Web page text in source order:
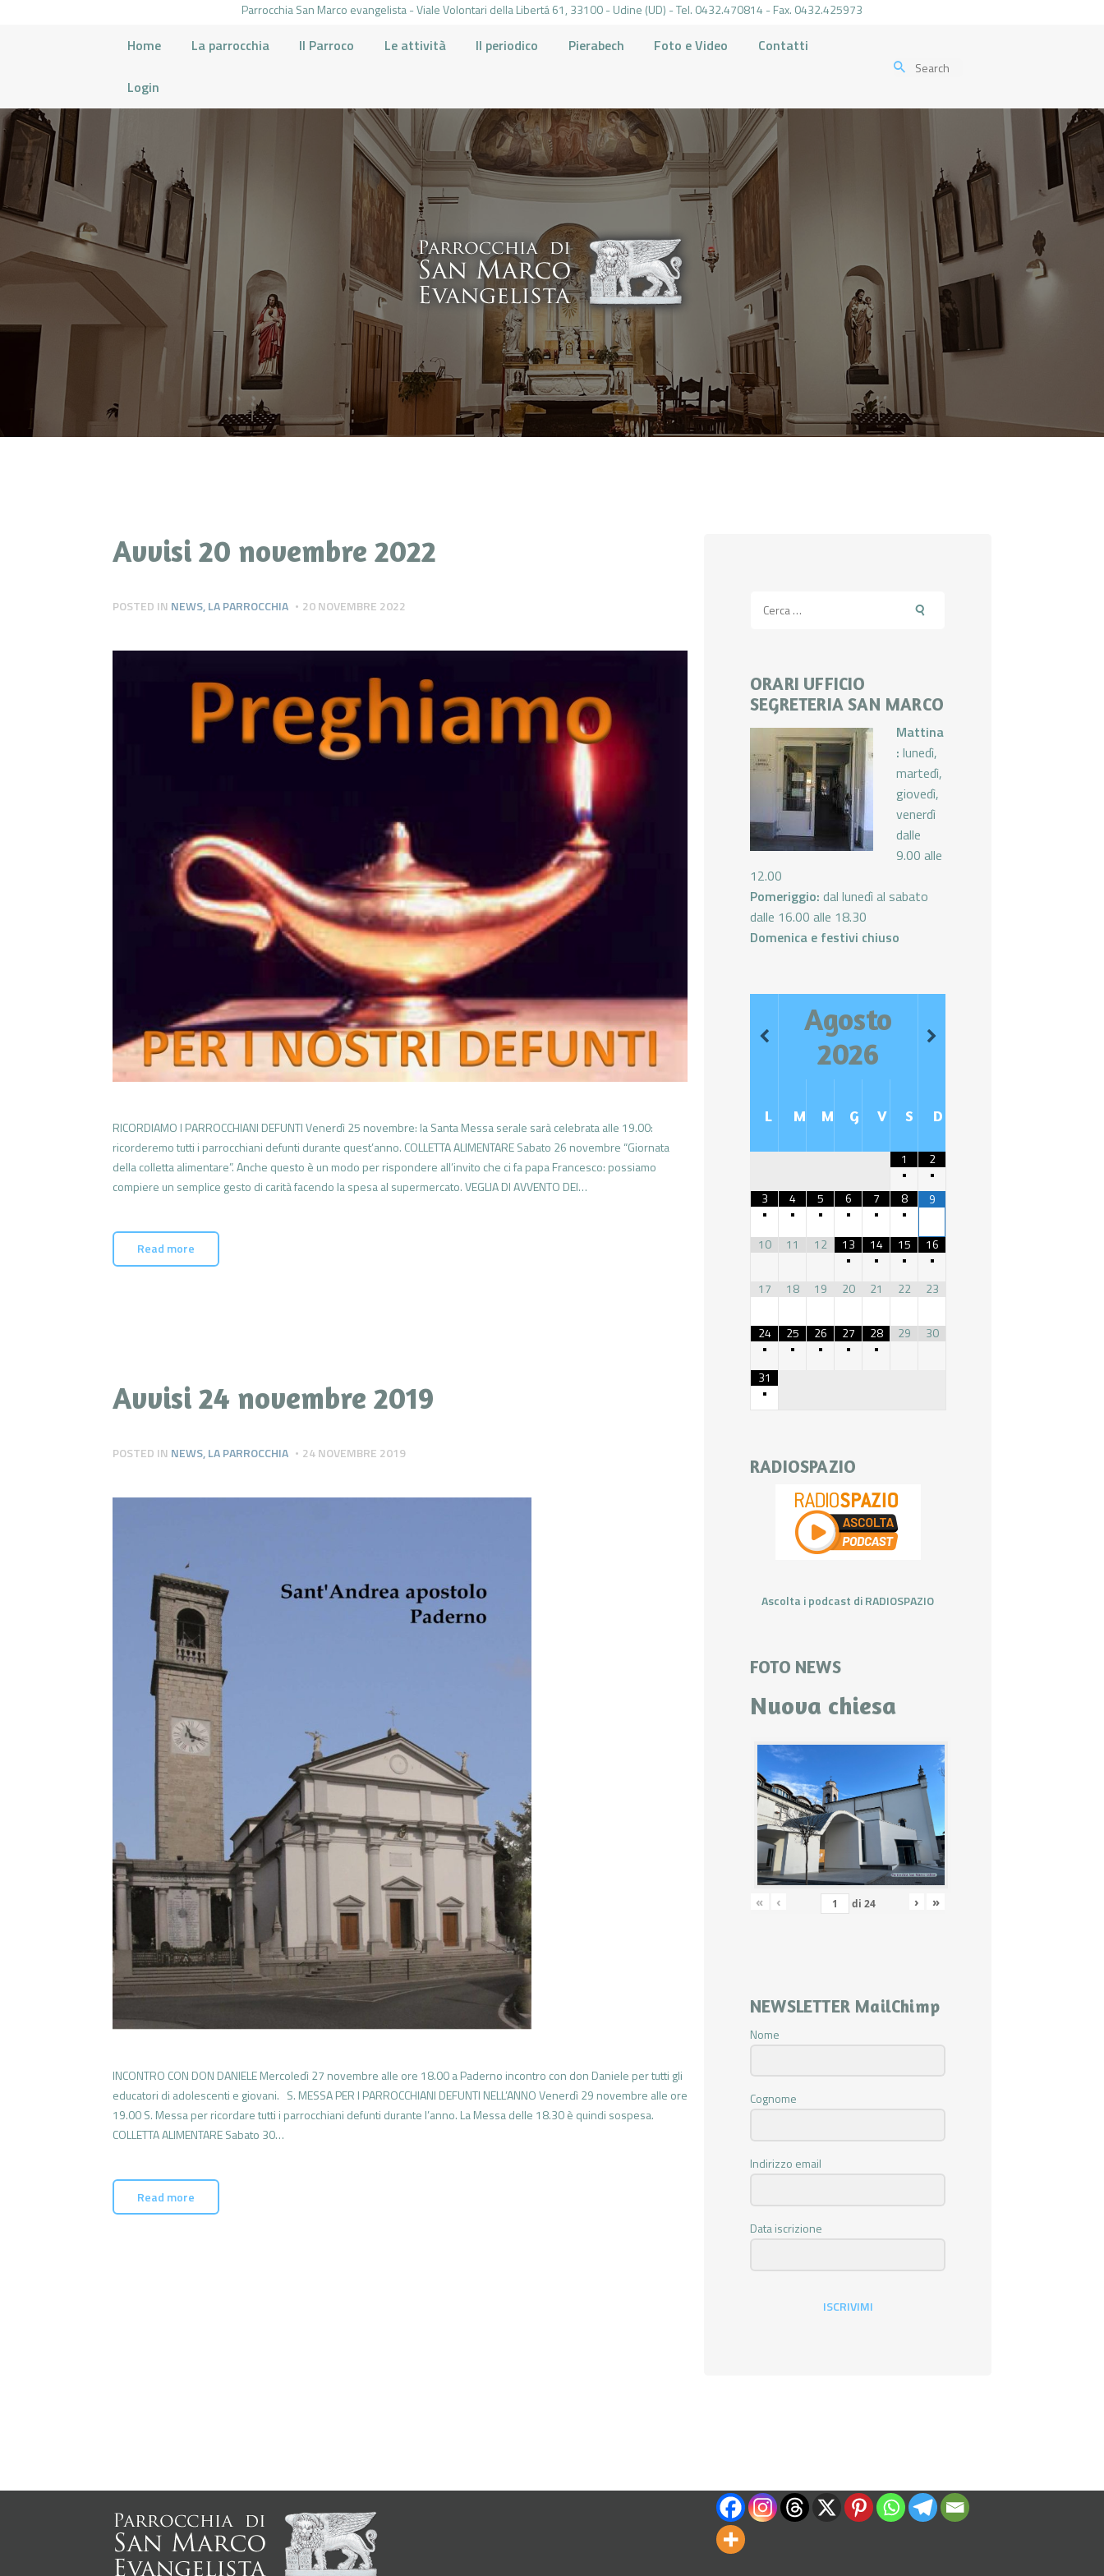
Parrocchia San Marco evangelista - Viale Volontari della Libertá 61, 33100 - Udine (UD) - Tel. 0432.470814 - Fax. 0432.425973
Home La parrocchia Il Parroco Le attività Il periodico Pierabech Foto e Video Contatti
Login
HOME
LA PARROCCHIA
IL PARROCO
LE ATTIVITÀ
IL PERIODICO
PIERABECH
FOTO E VIDEO
CONTATTI
Avvisi 20 novembre 2022
POSTED IN NEWS,LA PARROCCHIA 20 NOVEMBRE 2022
RICORDIAMO I PARROCCHIANI DEFUNTI Venerdì 25 novembre: la Santa Messa serale sarà celebrata alle 19.00:
ricorderemo tutti i parrocchiani defunti durante quest’anno. COLLETTA ALIMENTARE Sabato 26 novembre “Giornata
della colletta alimentare”. Anche questo è un modo per rispondere all’invito che ci fa papa Francesco: possiamo
compiere un semplice gesto di carità facendo la spesa al supermercato. VEGLIA DI AVVENTO DEI…
Read more
Avvisi 24 novembre 2019
POSTED IN NEWS,LA PARROCCHIA 24 NOVEMBRE 2019
INCONTRO CON DON DANIELE Mercoledì 27 novembre alle ore 18.00 a Paderno incontro con don Daniele per tutti gli
educatori di adolescenti e giovani. S. MESSA PER I PARROCCHIANI DEFUNTI NELL’ANNO Venerdì 29 novembre alle ore
19.00 S. Messa per ricordare tutti i parrocchiani defunti durante l’anno. La Messa delle 18.30 è quindi sospesa.
COLLETTA ALIMENTARE Sabato 30…
Read more
per:
ORARI UFFICIO
SEGRETERIA SAN MARCO
Mattina
: lunedì,
martedì,
giovedì,
venerdì
dalle
9.00 alle
12.00
Pomeriggio: dal lunedì al sabato
dalle 16.00 alle 18.30
Domenica e festivi chiuso
Agosto
2026
L M M G V S D
1
•
2
•
3
•
4
•
5
•
6
•
7
•
8
•
9
10 11 12
13
•
14
•
15
•
16
•
17
18 19 20 21 22 23
24
•
25
•
26
•
27
•
28
•
29 30
31
•
RADIOSPAZIO
Ascolta i podcast di RADIOSPAZIO
FOTO NEWS
Nuova chiesa
« ‹ di 24 › »
NEWSLETTER MailChimp
Nome
Cognome
Indirizzo email
Data iscrizione
ISCRIVIMI